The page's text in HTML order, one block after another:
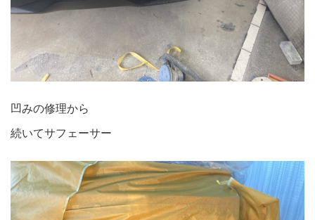
凹みの修理から
続いてサフェーサー